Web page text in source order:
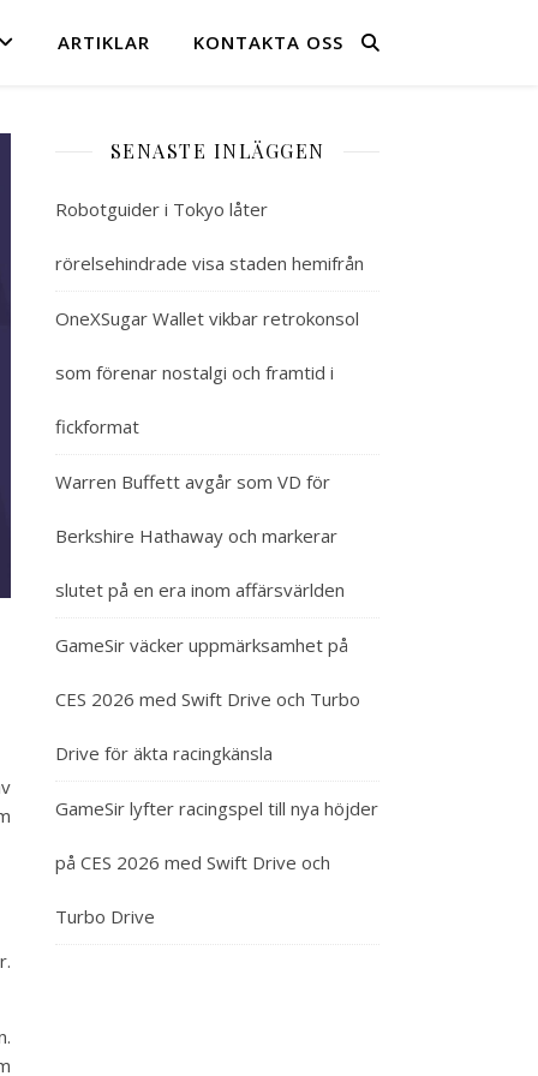
ARTIKLAR KONTAKTA OSS
SENASTE INLÄGGEN
Robotguider i Tokyo låter
rörelsehindrade visa staden hemifrån
OneXSugar Wallet vikbar retrokonsol
som förenar nostalgi och framtid i
fickformat
Warren Buffett avgår som VD för
Berkshire Hathaway och markerar
slutet på en era inom affärsvärlden
GameSir väcker uppmärksamhet på
CES 2026 med Swift Drive och Turbo
Drive för äkta racingkänsla
GameSir lyfter racingspel till nya höjder
på CES 2026 med Swift Drive och
Turbo Drive